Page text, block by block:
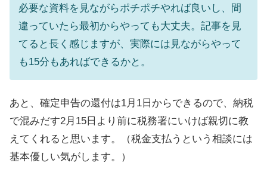
必要な資料を見ながらポチポチやれば良いし、間
違っていたら最初からやっても大丈夫。記事を見
てると長く感じますが、実際には見ながらやって
も15分もあればできるかと。
あと、確定申告の還付は1月1日からできるので、納税
で混みだす2月15日より前に税務署にいけば親切に教
えてくれると思います。（税金支払うという相談には
基本優しい気がします。）